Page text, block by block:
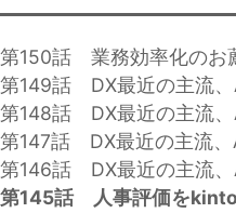
第150話 業務効率化のお
第149話 DX最近の主流、
第148話 DX最近の主流、
第147話 DX最近の主流、
第146話 DX最近の主流、
第145話 人事評価を